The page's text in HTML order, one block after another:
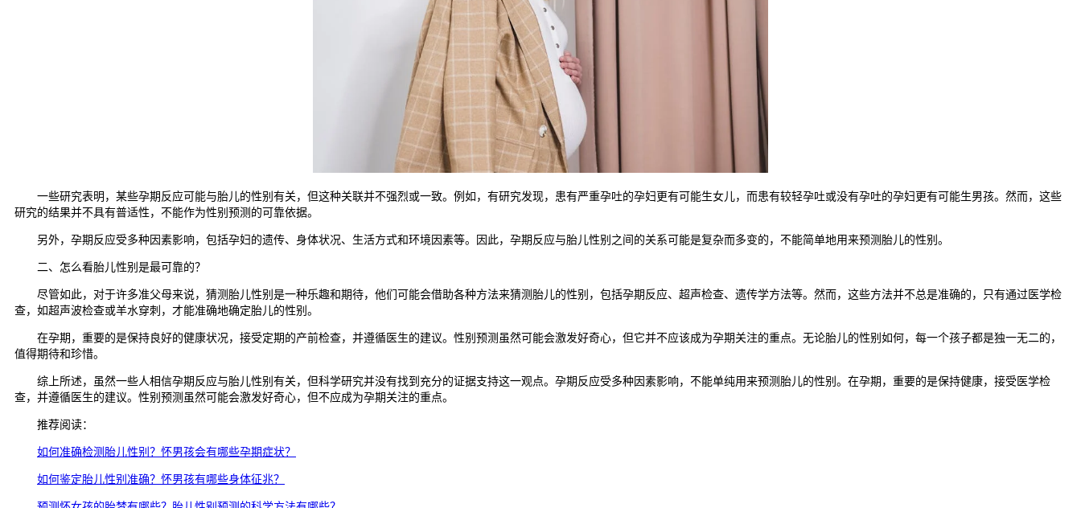
一些研究表明，某些孕期反应可能与胎儿的性别有关，但这种关联并不强烈或一致。例如，有研究发现，患有严重孕吐的孕妇更有可能生女儿，而患有较轻孕吐或没有孕吐的孕妇更有可能生男孩。然而，这些
研究的结果并不具有普适性，不能作为性别预测的可靠依据。
另外，孕期反应受多种因素影响，包括孕妇的遗传、身体状况、生活方式和环境因素等。因此，孕期反应与胎儿性别之间的关系可能是复杂而多变的，不能简单地用来预测胎儿的性别。
二、怎么看胎儿性别是最可靠的？
尽管如此，对于许多准父母来说，猜测胎儿性别是一种乐趣和期待，他们可能会借助各种方法来猜测胎儿的性别，包括孕期反应、超声检查、遗传学方法等。然而，这些方法并不总是准确的，只有通过医学检
查，如超声波检查或羊水穿刺，才能准确地确定胎儿的性别。
在孕期，重要的是保持良好的健康状况，接受定期的产前检查，并遵循医生的建议。性别预测虽然可能会激发好奇心，但它并不应该成为孕期关注的重点。无论胎儿的性别如何，每一个孩子都是独一无二的，
值得期待和珍惜。
综上所述，虽然一些人相信孕期反应与胎儿性别有关，但科学研究并没有找到充分的证据支持这一观点。孕期反应受多种因素影响，不能单纯用来预测胎儿的性别。在孕期，重要的是保持健康，接受医学检
查，并遵循医生的建议。性别预测虽然可能会激发好奇心，但不应成为孕期关注的重点。
推荐阅读：
如何准确检测胎儿性别？怀男孩会有哪些孕期症状？
如何鉴定胎儿性别准确？怀男孩有哪些身体征兆？